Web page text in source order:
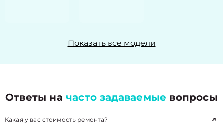
Показать все модели
Ответы начасто задаваемые вопросы
Какая у вас стоимость ремонта?